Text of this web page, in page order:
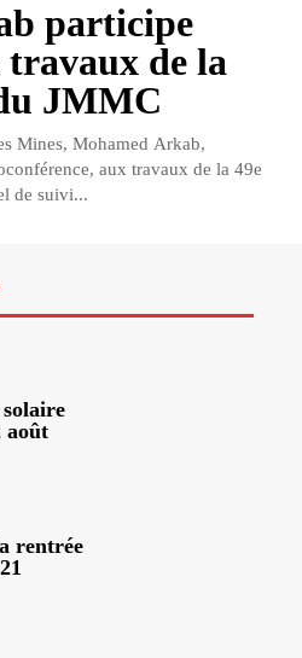
participe
de la
JMMC
Mines, Mohamed Arkab,
aux travaux de la 49e
de suivi...
août
rentrée